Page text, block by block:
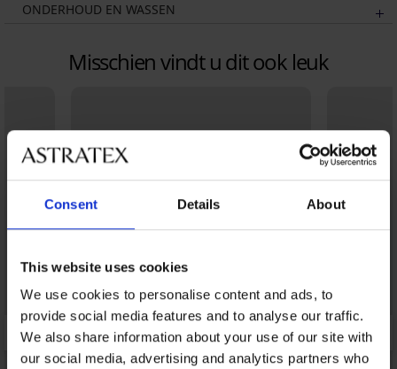
Consent Details About
This website uses cookies
We use cookies to personalise content and ads, to
provide social media features and to analyse our traffic.
We also share information about your use of our site with
our social media, advertising and analytics partners who
ONDERHOUD EN WASSEN
Misschien vindt u dit ook leuk